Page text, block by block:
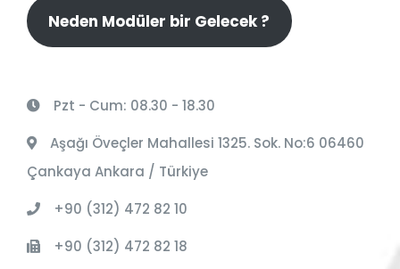
Neden Modüler bir Gelecek ?
Pzt - Cum: 08.30 - 18.30
Aşağı Öveçler Mahallesi 1325. Sok. No:6 06460
Çankaya Ankara / Türkiye
+90 (312) 472 82 10
+90 (312) 472 82 18